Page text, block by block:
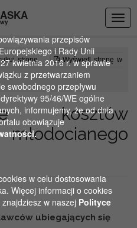
stronę Wyświetl stronę w
kosztów
ubiegających się
przepisów
i Rady Unii
kwietnia 2016 r. w sprawie
z przetwarzaniem
swobodnego przepływu
95/46/WE ogólne
informujemy, że od dnia
obowiązuje
w celu dostosowania
Więcej informacji o cookies
w naszej Polityce